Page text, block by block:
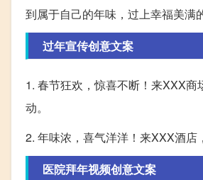
到属于自己的年味，过上幸福美满
过年宣传创意文案
1. 春节狂欢，惊喜不断！来XXX
动。
2. 年味浓，喜气洋洋！来XXX酒店
医院拜年视频创意文案